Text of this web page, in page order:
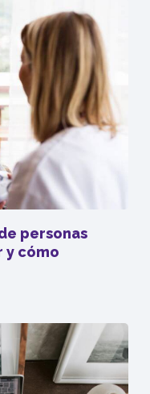
personas
y cómo